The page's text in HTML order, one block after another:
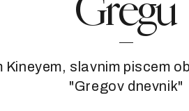
slavnim piscem
"Gregov dnevnik"